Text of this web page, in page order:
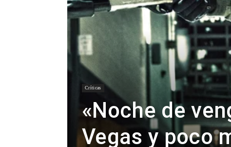
Críticas
«Noche de
Vegas y poco